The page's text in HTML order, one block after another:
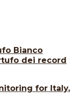
Bianco
dei record
for Italy,